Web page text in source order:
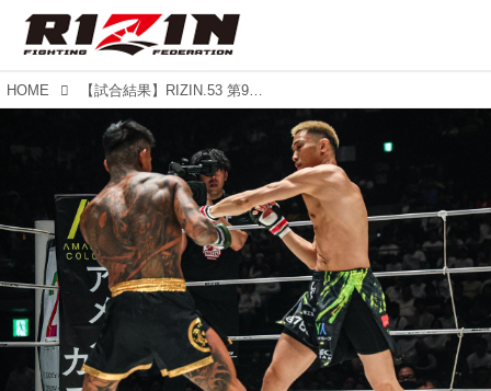
HOME 【試合結果】RIZIN.53 第9試合／高木凌 vs. リー・カイウェン